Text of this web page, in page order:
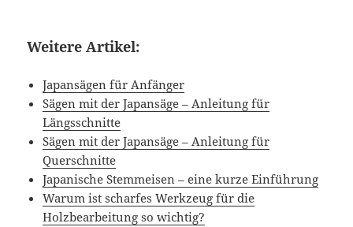
Weitere Artikel:
Japansägen für Anfänger
Sägen mit der Japansäge – Anleitung für
Längsschnitte
Sägen mit der Japansäge – Anleitung für
Querschnitte
Japanische Stemmeisen – eine kurze Einführung
Warum ist scharfes Werkzeug für die
Holzbearbeitung so wichtig?